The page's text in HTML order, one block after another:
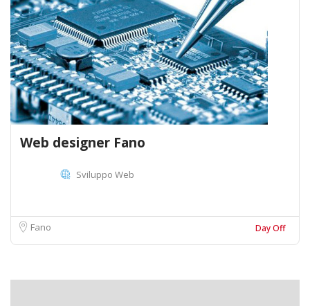
Web designer Fano
Sviluppo Web
Fano Day Off